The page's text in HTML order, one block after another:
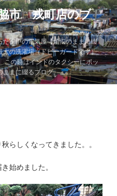
市 戎町店のブ
街中の電気屋【煩悩のままに綴
の洗濯場（ドビーガードです）
この時はインドのタクシーにボッ
ままに綴るブログ。。。
らしくなってきました。。
始めました。